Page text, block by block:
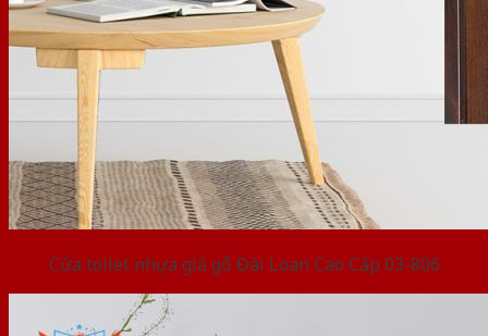
Cửa toilet nhựa giả gỗ Đài Loan Cao Cấp 03-806